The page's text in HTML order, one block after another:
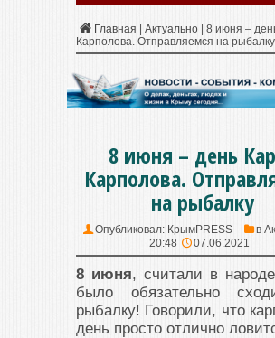
Главная Актуально
8 июня –
Карполова. Отправляемся на рыбалку
8 июня – день
Карполова.
на рыбалку
Опубликовал: КрымPRESS в
20:48
07.06.2021
8 июня, считали в
было обязательно
рыбалку! Говорили, что
день просто отлично